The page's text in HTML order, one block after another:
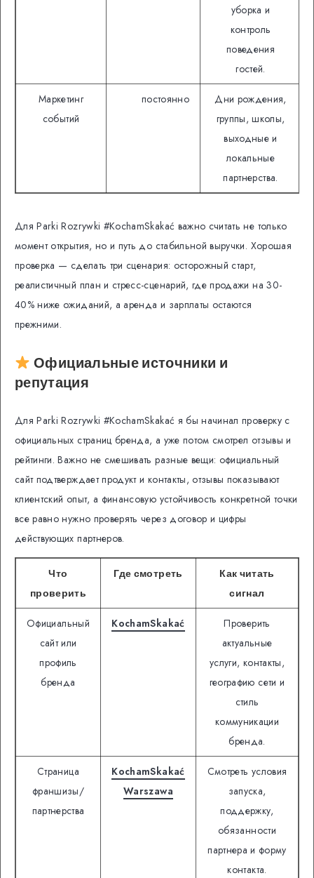
уборка и
контроль
поведения
гостей.
Маркетинг
событий
постоянно
Дни рождения,
группы, школы,
выходные и
локальные
партнерства.
Для Parki Rozrywki #KochamSkakać важно считать не только
момент открытия, но и путь до стабильной выручки. Хорошая
проверка — сделать три сценария: осторожный старт,
реалистичный план и стресс-сценарий, где продажи на 30-
40% ниже ожиданий, а аренда и зарплаты остаются
прежними.
Официальные источники и
репутация
Для Parki Rozrywki #KochamSkakać я бы начинал проверку с
официальных страниц бренда, а уже потом смотрел отзывы и
рейтинги. Важно не смешивать разные вещи: официальный
сайт подтверждает продукт и контакты, отзывы показывают
клиентский опыт, а финансовую устойчивость конкретной точки
все равно нужно проверять через договор и цифры
действующих партнеров.
Что
проверить
Где смотреть
Как читать
сигнал
Официальный
сайт или
профиль
бренда
KochamSkakać
Проверить
актуальные
услуги, контакты,
географию сети и
стиль
коммуникации
бренда.
Страница
франшизы/
партнерства
KochamSkakać
Warszawa
Смотреть условия
запуска,
поддержку,
обязанности
партнера и форму
контакта.